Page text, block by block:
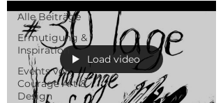
Alle Beiträge
Ermutigung &
Inspiration
Events von
Courage Art &
Design
Load video